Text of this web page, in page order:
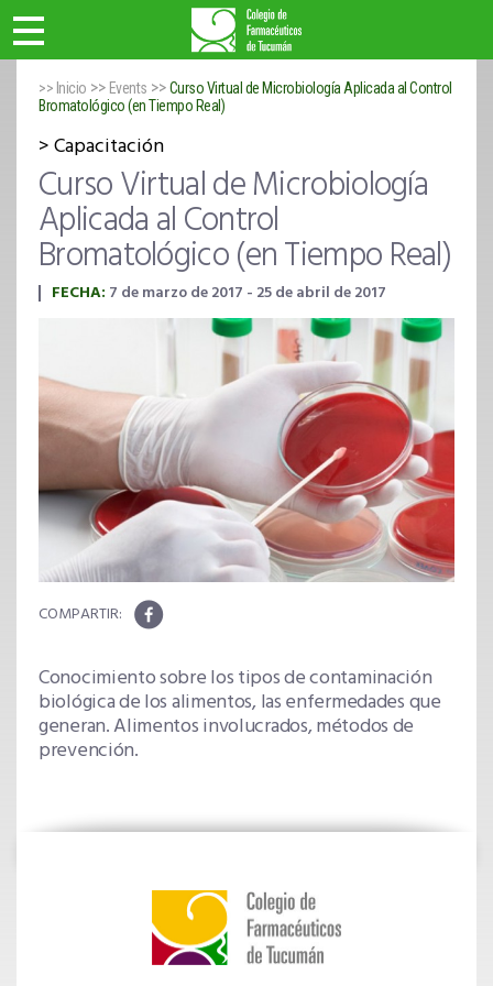
>> Inicio >> Events >>Curso Virtual de Microbiología Aplicada al Control
Bromatológico (en Tiempo Real)
Capacitación
Curso Virtual de Microbiología
Aplicada al Control
Bromatológico (en Tiempo Real)
FECHA: 7 de marzo de 2017 - 25 de abril de 2017
Conocimiento sobre los tipos de contaminación
biológica de los alimentos, las enfermedades que
generan. Alimentos involucrados, métodos de
prevención.